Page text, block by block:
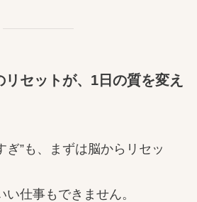
セットが、1日の質を変え
ぎ”も、まずは脳からリセッ
仕事もできません。